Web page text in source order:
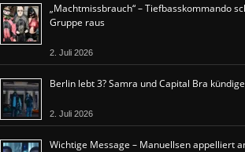
„Machtmissbrauch“ – Tiefbasskommando
Gruppe raus
2. Juli 2026
Berlin lebt 3? Samra und Capital Bra
2. Juli 2026
Wichtige Message – Manuellsen appelliert